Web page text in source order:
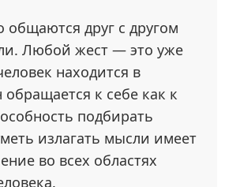
друг с другом
Любой жест — это уже
находится в
к себе как к
подбирать
излагать мысли имеет
во всех областях